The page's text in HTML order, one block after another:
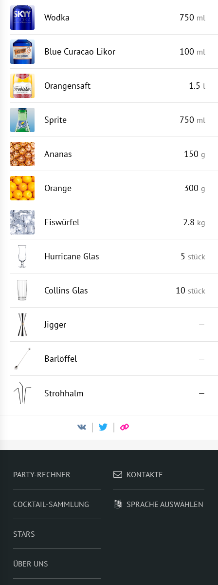
Wodka 750 ml
Blue Curacao Likör 100 ml
Orangensaft 1.5 l
Sprite 750 ml
Ananas 150 g
Orange 300 g
Eiswürfel 2.8 kg
Hurricane Glas 5 stück
Collins Glas 10 stück
Jigger —
Barlöffel —
Strohhalm —
PARTY-RECHNER
COCKTAIL-SAMMLUNG
STARS
ÜBER UNS
KONTAKTE
SPRACHE AUSWÄHLEN